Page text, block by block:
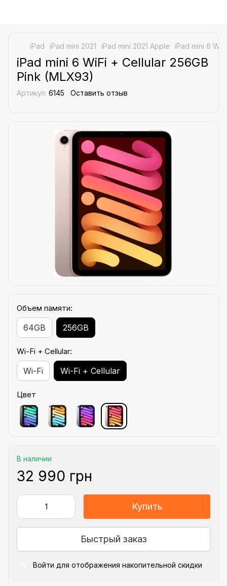
iPad iPad mini 2021 iPad mini 2021 Apple iPad mini 6
iPad mini 6 WiFi + Cellular 256GB
Pink (MLX93)
Артикул: 6145 Оставить отзыв
Объем памяти:
64GB 256GB
Wi-Fi + Cellular:
Wi-Fi Wi-Fi + Cellular
Цвет
В наличии
32 990 грн
Купить
Быстрый заказ
Войти для отображения накопительной скидки